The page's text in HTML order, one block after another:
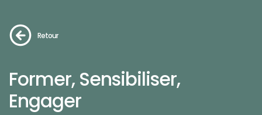
Retour
Former, Sensibiliser,
Engager